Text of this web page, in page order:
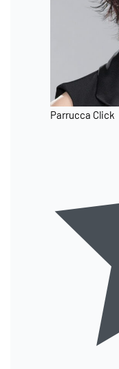
Parrucca Click